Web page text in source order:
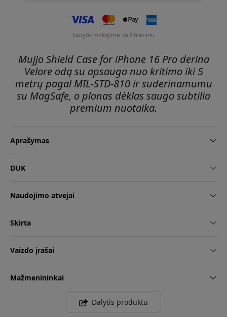
Saugūs mokėjimai su šifravimu
Mujjo Shield Case for iPhone 16 Pro derina
Velore odą su apsauga nuo kritimo iki 5
metrų pagal MIL-STD-810 ir suderinamumu
su MagSafe, o plonas dėklas saugo subtilia
premium nuotaika.
Aprašymas
DUK
Naudojimo atvejai
Skirta
Vaizdo įrašai
Mažmenininkai
Dalytis produktu